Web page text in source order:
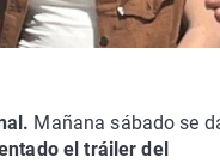
Mañana sábado se
el tráiler del